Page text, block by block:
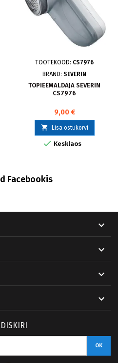
TOOTEKOOD: CS7976
BRÄND: SEVERIN
TOPIEEMALDAJA SEVERIN
CS7976
9,00 €
 Lisa ostukorvi
 Kesklaos
Facebookis



